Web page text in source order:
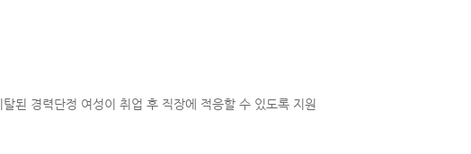
된 경력단정 여성이 취업 후 직장에 적응할 수 있도록 지원